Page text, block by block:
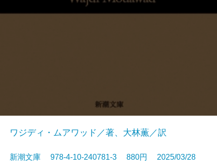
ワジディ・ムアワッド／著、大林薫／訳
新潮文庫 978-4-10-240781-3 880円 2025/03/28